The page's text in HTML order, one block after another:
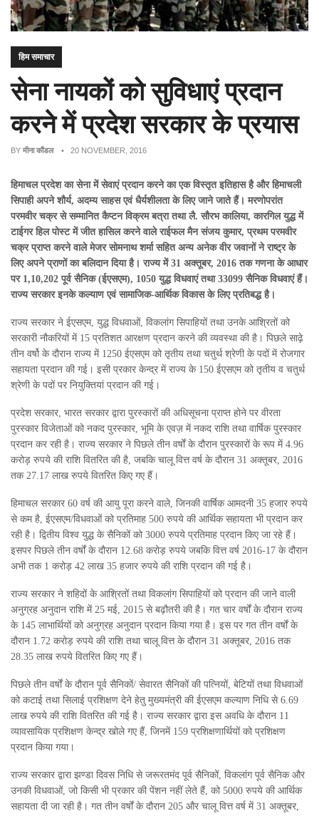
हिम समाचार
सेना नायकों को सुविधाएं प्रदान
करने में प्रदेश सरकार के प्रयास
BY मीना कौंडल • 20 NOVEMBER, 2016
हिमाचल प्रदेश का सेना में सेवाएं प्रदान करने का एक विस्तृत इतिहास है और हिमाचली
सिपाही अपने शौर्य, अदम्य साहस एवं धैर्यशीलता के लिए जाने जाते हैं। मरणोपरांत
परमवीर चक्र से सम्मानित कैप्टन विक्रम बत्रा तथा लै. सौरभ कालिया, कारगिल युद्ध में
टाईगर हिल पोस्ट में जीत हासिल करने वाले राईफल मैन संजय कुमार, प्रथम परमवीर
चक्र प्राप्त करने वाले मेजर सोमनाथ शर्मा सहित अन्य अनेक वीर जवानों ने राष्ट्र के
लिए अपने प्राणों का बलिदान दिया है। राज्य में 31 अक्तूबर, 2016 तक गणना के आधार
पर 1,10,202 पूर्व सैनिक (ईएसएम), 1050 युद्ध विधवाएं तथा 33099 सैनिक विधवाएं हैं।
राज्य सरकार इनके कल्याण एवं सामाजिक-आर्थिक विकास के लिए प्रतिबद्ध है।
राज्य सरकार ने ईएसएम, युद्ध विधवाओं, विकलांग सिपाहियों तथा उनके आश्रितों को
सरकारी नौकरियों में 15 प्रतिशत आरक्षण प्रदान करने की व्यवस्था की है। पिछले साढ़े
तीन वर्षो के दौरान राज्य में 1250 ईएसएम को तृतीय तथा चतुर्थ श्रेणी के पदों में रोजगार
सहायता प्रदान की गई। इसी प्रकार केन्द्र में राज्य के 150 ईएसएम को तृतीय व चतुर्थ
श्रेणी के पदों पर नियुक्तियां प्रदान की गई।
प्रदेश सरकार, भारत सरकार द्वारा पुरस्कारों की अधिसूचना प्राप्त होने पर वीरता
पुरस्कार विजेताओं को नकद पुरस्कार, भूमि के एवज़ में नकद राशि तथा वार्षिक पुरस्कार
प्रदान कर रही है। राज्य सरकार ने पिछले तीन वर्षों के दौरान पुरस्कारों के रूप में 4.96
करोड़ रुपये की राशि वितरित की है, जबकि चालू वित्त वर्ष के दौरान 31 अक्तूबर, 2016
तक 27.17 लाख रुपये वितरित किए गए हैं।
हिमाचल सरकार 60 वर्ष की आयु पूरा करने वाले, जिनकी वार्षिक आमदनी 35 हजार रुपये
से कम है, ईएसएम/विधवाओं को प्रतिमाह 500 रुपये की आर्थिक सहायता भी प्रदान कर
रही है। द्वितीय विश्व युद्ध के सैनिकों को 3000 रुपये प्रतिमाह प्रदान किए जा रहे हैं।
इसपर पिछले तीन वर्षों के दौरान 12.68 करोड़ रुपये जबकि वित्त वर्ष 2016-17 के दौरान
अभी तक 1 करोड़ 42 लाख 35 हजार रुपये की राशि प्रदान की गई है।
राज्य सरकार ने शहिदों के आश्रितों तथा विकलांग सिपाहियों को प्रदान की जाने वाली
अनुग्रह अनुदान राशि में 25 मई, 2015 से बढ़ौतरी की है। गत चार वर्षों के दौरान राज्य
के 145 लाभार्थियों को अनुग्रह अनुदान प्रदान किया गया है। इस पर गत तीन वर्षों के
दौरान 1.72 करोड़ रुपये की राशि तथा चालू वित्त के दौरान 31 अक्तूबर, 2016 तक
28.35 लाख रुपये वितरित किए गए हैं।
पिछले तीन वर्षों के दौरान पूर्व सैनिकों/ सेवारत सैनिकों की पत्नियों, बेटियों तथा विधवाओं
को कटाई तथा सिलाई प्रशिक्षण देने हेतु मुख्यमंत्री की ईएसएम कल्याण निधि से 6.69
लाख रुपये की राशि वितरित की गई है। राज्य सरकार द्वारा इस अवधि के दौरान 11
व्यावसायिक प्रशिक्षण केन्द्र खोले गए हैं, जिनमें 159 प्रशिक्षणार्थियों को प्रशिक्षण
प्रदान किया गया।
राज्य सरकार द्वारा झण्डा दिवस निधि से जरूरतमंद पूर्व सैनिकों, विकलांग पूर्व सैनिक और
उनकी विधवाओं, जो किसी भी प्रकार की पेंशन नहीं लेते हैं, को 5000 रुपये की आर्थिक
सहायता दी जा रही है। गत तीन वर्षों के दौरान 205 और चालू वित्त वर्ष में 31 अक्तूबर,